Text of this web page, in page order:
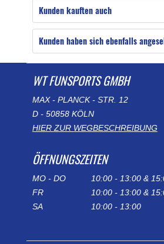
Kunden kauften auch
Kunden haben sich ebenfalls
WT FUNSPORTS GMBH
MAX - PLANCK - STR. 12
D - 50858 KÖLN
HIER ZUR WEGBESCHREIBUNG
ÖFFNUNGSZEITEN
MO - DO
10:00 - 13:00 &
FR
10:00 - 13:00 &
SA
10:00 - 13:00